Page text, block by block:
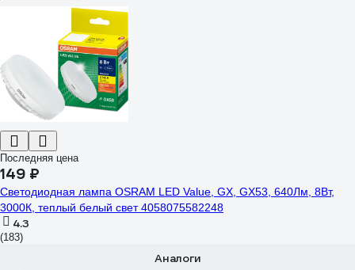
Последняя цена
149 ₽
Светодиодная лампа OSRAM LED Value, GX, GX53, 640Лм, 8Вт,
3000К, теплый белый свет 4058075582248
4.3
(183)
Аналоги